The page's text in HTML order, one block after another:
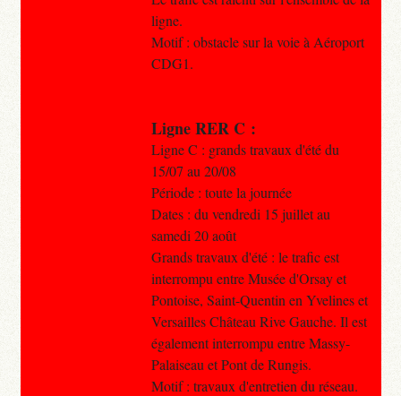
ligne.
Motif : obstacle sur la voie à Aéroport
CDG1.
Ligne RER C :
Ligne C : grands travaux d'été du
15/07 au 20/08
Période : toute la journée
Dates : du vendredi 15 juillet au
samedi 20 août
Grands travaux d'été : le trafic est
interrompu entre Musée d'Orsay et
Pontoise, Saint-Quentin en Yvelines et
Versailles Château Rive Gauche. Il est
également interrompu entre Massy-
Palaiseau et Pont de Rungis.
Motif : travaux d'entretien du réseau.